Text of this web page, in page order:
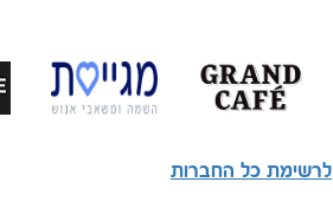
לרשימת כל החברות